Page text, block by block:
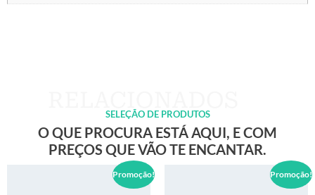
SELEÇÃO DE PRODUTOS
O QUE PROCURA ESTÁ AQUI, E COM
PREÇOS QUE VÃO TE ENCANTAR.
Promoção! Promoção!